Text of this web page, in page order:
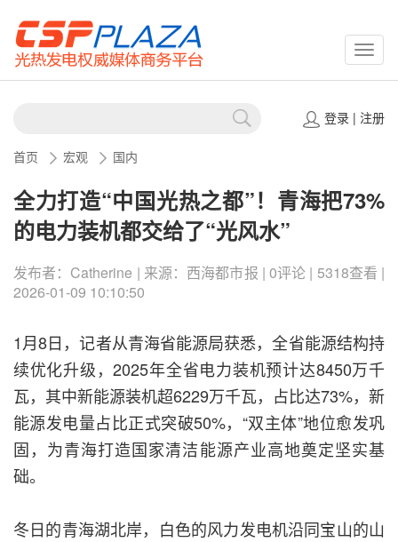
登录| 注册
首页 宏观 国内
全力打造“中国光热之都”！青海把73%
的电力装机都交给了“光风水”
发布者：Catherine | 来源：西海都市报 | 0评论 | 5318查看 |
2026-01-09 10:10:50
1月8日，记者从青海省能源局获悉，全省能源结构持
续优化升级，2025年全省电力装机预计达8450万千
瓦，其中新能源装机超6229万千瓦，占比达73%，新
能源发电量占比正式突破50%，“双主体”地位愈发巩
固，为青海打造国家清洁能源产业高地奠定坚实基
础。
冬日的青海湖北岸，白色的风力发电机沿同宝山的山